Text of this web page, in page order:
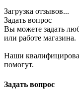
Загрузка отзывов...
Задать вопрос
Вы можете задать
или работе магазина.
Наши
помогут.
Задать вопрос